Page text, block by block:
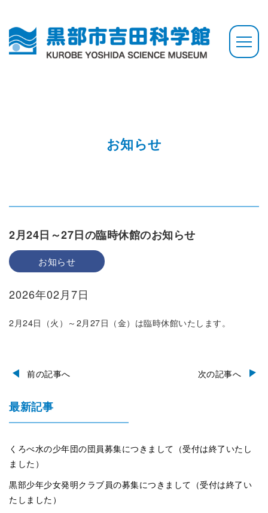
お知らせ
2月24日～27日の臨時休館のお知らせ
お知らせ
2026年02月7日
2月24日（火）～2月27日（金）は臨時休館いたします。
前の記事へ 次の記事へ
最新記事
くろべ水の少年団の団員募集につきまして（受付は終了いたし
ました）
黒部少年少女発明クラブ員の募集につきまして（受付は終了い
たしました）